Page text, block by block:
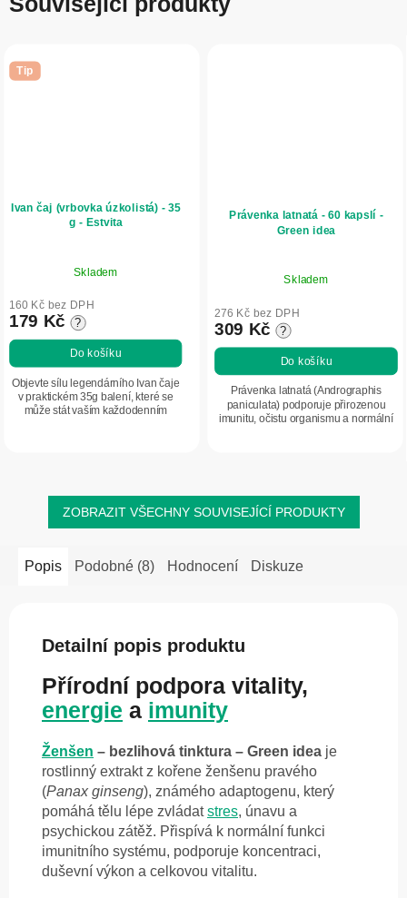
Tip
Ivan čaj (vrbovka úzkolistá) - 35
g - Estvita
Skladem
160 Kč bez DPH
179 Kč ?
Do košíku
Objevte sílu legendárního Ivan čaje
v praktickém 35g balení, které se
může stát vaším každodenním
Právenka latnatá - 60 kapslí -
Green idea
Skladem
276 Kč bez DPH
309 Kč ?
Do košíku
Právenka latnatá (Andrographis
paniculata) podporuje přirozenou
imunitu, očistu organismu a normální
ZOBRAZIT VŠECHNY SOUVISEJÍCÍ PRODUKTY
Popis Podobné (8) Hodnocení Diskuze
Detailní popis produktu
Přírodní podpora vitality,
energie a imunity
Ženšen – bezlihová tinktura – Green idea je
rostlinný extrakt z kořene ženšenu pravého
(Panax ginseng), známého adaptogenu, který
pomáhá tělu lépe zvládatstres, únavu a
psychickou zátěž. Přispívá k normální funkci
imunitního systému, podporuje koncentraci,
duševní výkon a celkovou vitalitu.